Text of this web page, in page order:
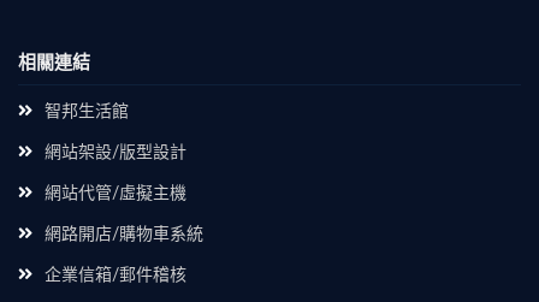
相關連結
智邦生活館
網站架設/版型設計
網站代管/虛擬主機
網路開店/購物車系統
企業信箱/郵件稽核